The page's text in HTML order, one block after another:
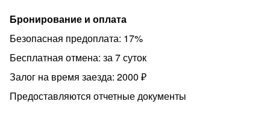
Бронирование и оплата
Безопасная предоплата: 17%
Бесплатная отмена: за 7 суток
Залог на время заезда: 2000 ₽
Предоставляются отчетные документы